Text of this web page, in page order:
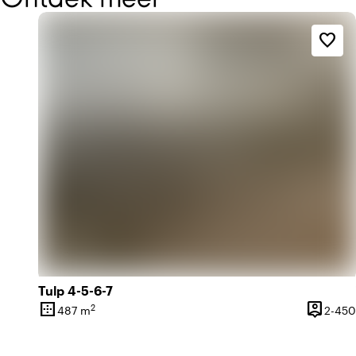
Tulp 4-5-6-7
border_outer
Oppervlakte
487 m2 person_pin2-450
favorite_border